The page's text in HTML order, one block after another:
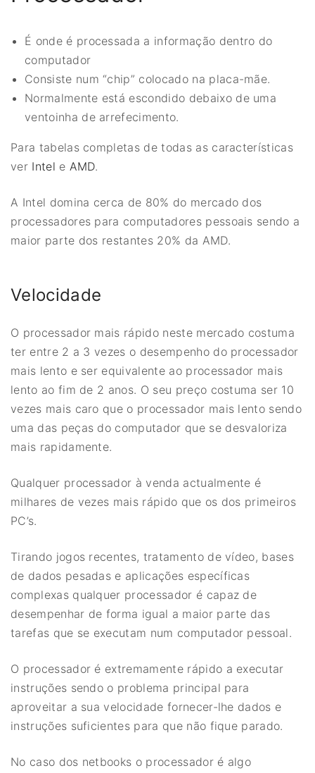
É onde é processada a informação dentro do
computador
Consiste num “chip” colocado na placa-mãe.
Normalmente está escondido debaixo de uma
ventoinha de arrefecimento.
Para tabelas completas de todas as características
ver Intel e AMD.
A Intel domina cerca de 80% do mercado dos
processadores para computadores pessoais sendo a
maior parte dos restantes 20% da AMD.
Velocidade
O processador mais rápido neste mercado costuma
ter entre 2 a 3 vezes o desempenho do processador
mais lento e ser equivalente ao processador mais
lento ao fim de 2 anos. O seu preço costuma ser 10
vezes mais caro que o processador mais lento sendo
uma das peças do computador que se desvaloriza
mais rapidamente.
Qualquer processador à venda actualmente é
milhares de vezes mais rápido que os dos primeiros
PC’s.
Tirando jogos recentes, tratamento de vídeo, bases
de dados pesadas e aplicações específicas
complexas qualquer processador é capaz de
desempenhar de forma igual a maior parte das
tarefas que se executam num computador pessoal.
O processador é extremamente rápido a executar
instruções sendo o problema principal para
aproveitar a sua velocidade fornecer-lhe dados e
instruções suficientes para que não fique parado.
No caso dos netbooks o processador é algo